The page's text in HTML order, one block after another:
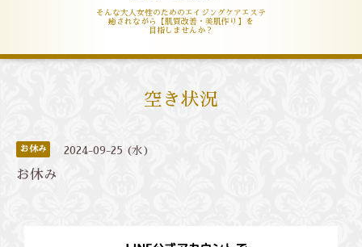
そんな大人女性のためのエイジングケアエステ
癒されながら【肌質改善・美肌作り】を
目指しませんか？
空き状況
お休み 2024-09-25 (水)
お休み